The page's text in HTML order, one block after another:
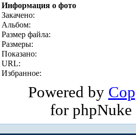
Информация о фото
Закачено:
Альбом:
Размер файла:
Размеры:
Показано:
URL:
Избранное:
Powered by
for